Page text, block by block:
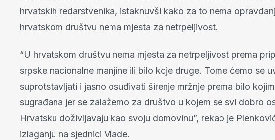
hrvatskih redarstvenika, istaknuvši kako za to nema
hrvatskom društvu nema mjesta za netrpeljivost.
“U hrvatskom društvu nema mjesta za netrpeljivost prema
srpske nacionalne manjine ili bilo koje druge. Tome ćemo se
suprotstavljati i jasno osuđivati širenje mržnje prema bilo
sugrađana jer se zalažemo za društvo u kojem se svi dobro
Hrvatsku doživljavaju kao svoju domovinu”, rekao je
izlaganju na sjednici Vlade.